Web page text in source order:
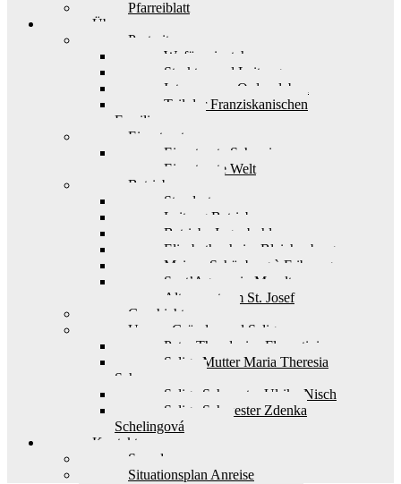
Pfarreiblatt
Über uns
Portrait
Wofür wir stehen
Struktur und Leitung
Interesse am Ordensleben
Teil der Franziskanischen
Familie
Einsatzorte
Einsatzorte Schweiz
Einsatzorte Welt
Betriebe
Standorte
Leitung Betriebe
Betriebe Ingenbohl
Elisabethenheim Bleichenberg
Maison Schönberg à Fribourg
Sant’Agnese in Muralto
Alterszentrum St. Josef
Geschichte
Unsere Gründer und Seligen
Pater Theodosius Florentini
Selige Mutter Maria Theresia
Scherer
Selige Schwester Ulrika Nisch
Selige Schwester Zdenka
Schelingová
Kontakt
Spenden
Situationsplan Anreise